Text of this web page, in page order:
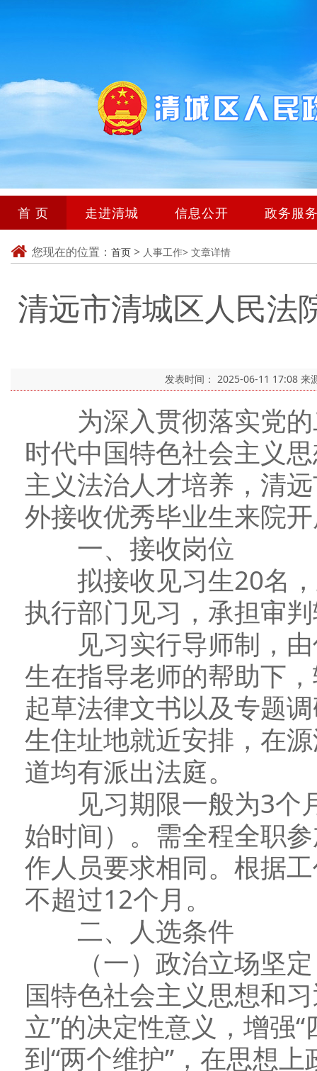
首 页 走进清城 信息公开 政务服
您现在的位置： 首页 > 人事工作> 文章详情
清远市清城区人民法
发表时间： 2025-06-11 17:08 来
为深入贯彻落实党的
时代中国特色社会主义
主义法治人才培养，清
外接收优秀毕业生来院
一、接收岗位
拟接收见习生20名，
执行部门见习，承担审
见习实行导师制，由
生在指导老师的帮助下
起草法律文书以及专题
生住址地就近安排，在
道均有派出法庭。
见习期限一般为3个
始时间）。需全程全职
作人员要求相同。根据
不超过12个月。
二、人选条件
（一）政治立场坚定
国特色社会主义思想和
立”的决定性意义，增强
到“两个维护”，在思想